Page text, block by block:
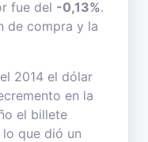
fue del -0,13%.
de compra y la
2014 el dólar
en la
el billete
que dió un